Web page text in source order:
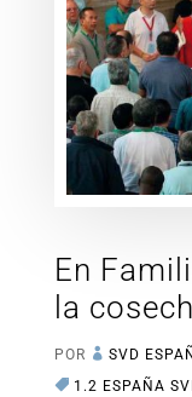
En
la
POR SVD
1.2 ESPAÑA